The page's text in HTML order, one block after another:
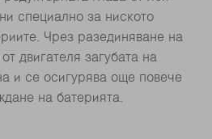
специално за ниското
Чрез разединяване на
двигателя загубата на
и се осигурява още повече
на батерията.